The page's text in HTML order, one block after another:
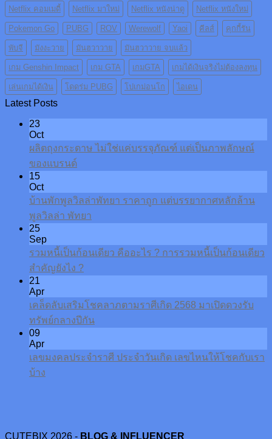
Netflix คอมเมดี้ Netflix มาใหม่ Netflix หนังน่าดู Netflix หนังใหม่
Pokemon Go PUBG ROV Werewolf Yaoi คีลส์ คุกกี้รัน
พับจี มังงะวาย มันฮวาวาย มันฮวาวาย จบแล้ว
เกม Genshin Impact เกม GTA เกมGTA เกมได้เงินจริงไม่ต้องลงทุน
เล่นเกมได้เงิน โดดร่ม PUBG โปเกม่อนโก ไอเดน
Latest Posts
23
Oct
ผลิตถุงกระดาษ ไม่ใช่แค่บรรจุภัณฑ์ แต่เป็นภาพลักษณ์
ของแบรนด์
15
Oct
บ้านพักพูลวิลล่าพัทยา ราคาถูก แต่บรรยากาศหลักล้าน
พูลวิลล่า พัทยา
25
Sep
รวมหนี้เป็นก้อนเดียว คืออะไร ? การรวมหนี้เป็นก้อนเดียว
สำคัญยังไง ?
21
Apr
เคล็ดลับเสริมโชคลาภตามราศีเกิด 2568 มาเปิดดวงรับ
ทรัพย์กลางปีกัน
09
Apr
เลขมงคลประจำราศี ประจำวันเกิด เลขไหนให้โชคกับเรา
บ้าง
CUTEBIX 2026 - BLOG & INFLUENCER